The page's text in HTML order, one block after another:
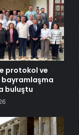
protokol ve
buluştu